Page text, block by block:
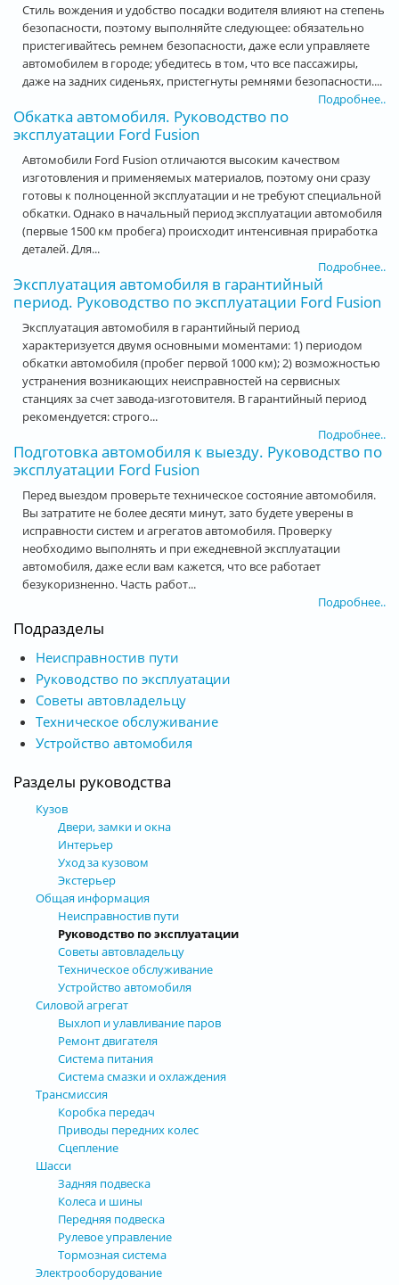
Стиль вождения и удобство посадки водителя влияют на степень
безопасности, поэтому выполняйте следующее: обязательно
пристегивайтесь ремнем безопасности, даже если управляете
автомобилем в городе; убедитесь в том, что все пассажиры,
даже на задних сиденьях, пристегнуты ремнями безопасности....
Подробнее..
Обкатка автомобиля. Руководство по
эксплуатации Ford Fusion
Автомобили Ford Fusion отличаются высоким качеством
изготовления и применяемых материалов, поэтому они сразу
готовы к полноценной эксплуатации и не требуют специальной
обкатки. Однако в начальный период эксплуатации автомобиля
(первые 1500 км пробега) происходит интенсивная приработка
деталей. Для...
Подробнее..
Эксплуатация автомобиля в гарантийный
период. Руководство по эксплуатации Ford Fusion
Эксплуатация автомобиля в гарантийный период
характеризуется двумя основными моментами: 1) периодом
обкатки автомобиля (пробег первой 1000 км); 2) возможностью
устранения возникающих неисправностей на сервисных
станциях за счет завода-изготовителя. В гарантийный период
рекомендуется: строго...
Подробнее..
Подготовка автомобиля к выезду. Руководство по
эксплуатации Ford Fusion
Перед выездом проверьте техническое состояние автомобиля.
Вы затратите не более десяти минут, зато будете уверены в
исправности систем и агрегатов автомобиля. Проверку
необходимо выполнять и при ежедневной эксплуатации
автомобиля, даже если вам кажется, что все работает
безукоризненно. Часть работ...
Подробнее..
Подразделы
Неисправностив пути
Руководство по эксплуатации
Советы автовладельцу
Техническое обслуживание
Устройство автомобиля
Разделы руководства
Кузов
Двери, замки и окна
Интерьер
Уход за кузовом
Экстерьер
Общая информация
Неисправностив пути
Руководство по эксплуатации
Советы автовладельцу
Техническое обслуживание
Устройство автомобиля
Силовой агрегат
Выхлоп и улавливание паров
Ремонт двигателя
Система питания
Система смазки и охлаждения
Трансмиссия
Коробка передач
Приводы передних колес
Сцепление
Шасси
Задняя подвеска
Колеса и шины
Передняя подвеска
Рулевое управление
Тормозная система
Электрооборудование